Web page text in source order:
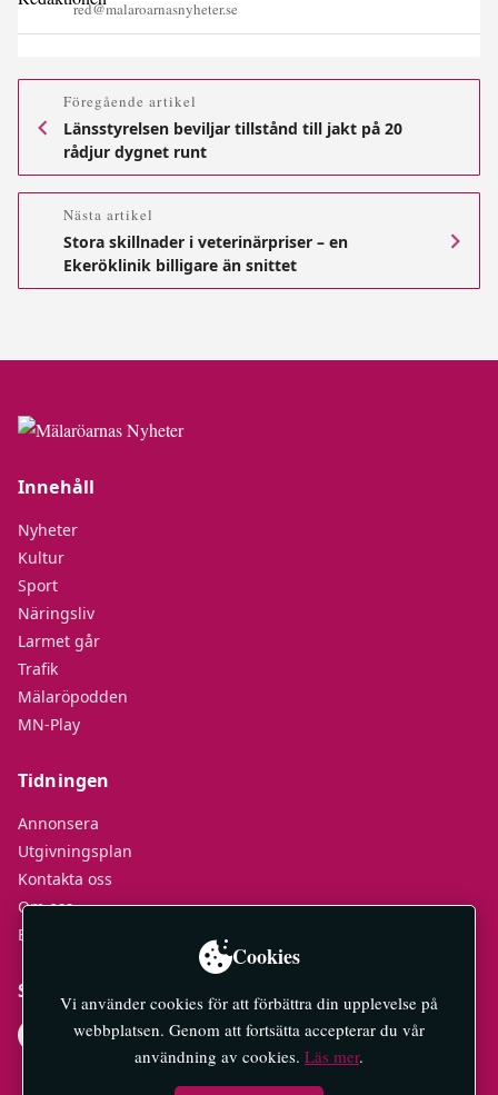
red@malaroarnasnyheter.se
Föregående artikel
Länsstyrelsen beviljar tillstånd till jakt på 20
rådjur dygnet runt
Nästa artikel
Stora skillnader i veterinärpriser – en
Ekeröklinik billigare än snittet
Innehåll
Nyheter
Kultur
Sport
Näringsliv
Larmet går
Trafik
Mälaröpodden
MN-Play
Tidningen
Annonsera
Utgivningsplan
Kontakta oss
Om oss
E-tidningar
Socialt
Cookies
Vi använder cookies för att förbättra din upplevelse på
webbplatsen. Genom att fortsätta accepterar du vår
användning av cookies. Läs mer.